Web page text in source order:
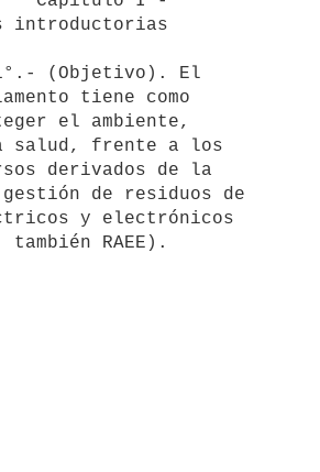
introductorias
tiene como
el ambiente,
salud, frente a los
derivados de la
de residuos de
y electrónicos